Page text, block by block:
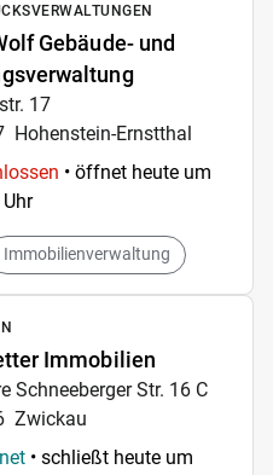
Gebäude- und
17
Hohenstein-Ernstthal
• öffnet heute um
Immobilienverwaltung
Immobilien
Schneeberger Str. 16 C
Zwickau
• schließt heute um